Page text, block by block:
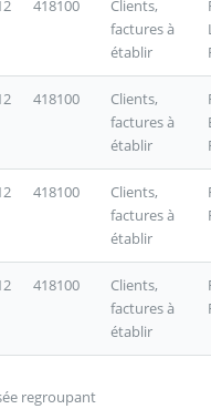
418100
Clients,
factures à
établir
418100
Clients,
factures à
établir
418100
Clients,
factures à
établir
418100
Clients,
factures à
établir
regroupant